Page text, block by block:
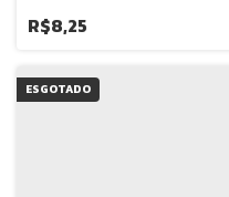
R$8,25
ESGOTADO